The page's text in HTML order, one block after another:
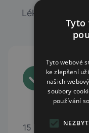
Lékárny, ve
15 lékáren
Tyto
Tyto webové
ke zlepšení
našich
soubory
používání